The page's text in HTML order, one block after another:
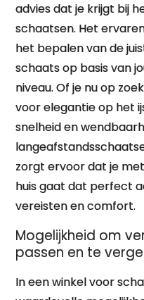
advies dat je krijgt bij
schaatsen. Het
het bepalen van de
schaats op basis van
niveau. Of je nu op
voor elegantie op het
snelheid en
zorgt ervoor dat je
huis gaat dat perfect
vereisten en comfort.
Mogelijkheid om
passen en te
In een winkel voor